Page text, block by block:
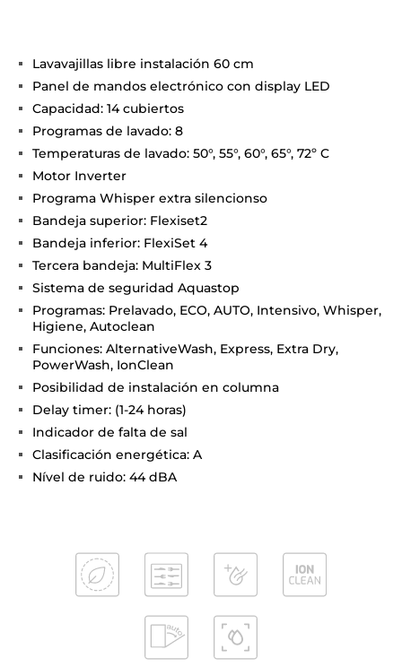
Lavavajillas libre instalación 60 cm
Panel de mandos electrónico con display LED
Capacidad: 14 cubiertos
Programas de lavado: 8
Temperaturas de lavado: 50°, 55°, 60°, 65°, 72º C
Motor Inverter
Programa Whisper extra silencionso
Bandeja superior: Flexiset2
Bandeja inferior: FlexiSet 4
Tercera bandeja: MultiFlex 3
Sistema de seguridad Aquastop
Programas: Prelavado, ECO, AUTO, Intensivo, Whisper,
Higiene, Autoclean
Funciones: AlternativeWash, Express, Extra Dry,
PowerWash, IonClean
Posibilidad de instalación en columna
Delay timer: (1-24 horas)
Indicador de falta de sal
Clasificación energética: A
Nível de ruido: 44 dBA